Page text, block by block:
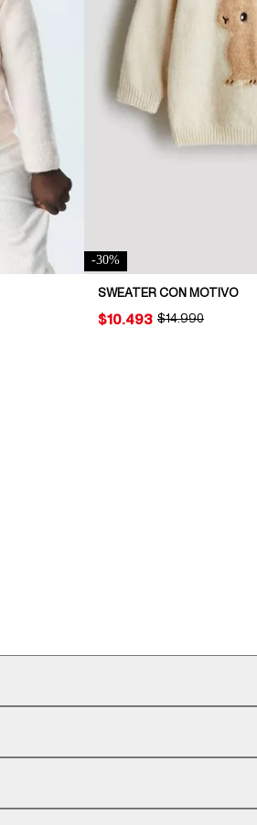
-30%
SWEATER CON MOTIVO
ORIGINAL PRICE:
$14.990
PRICE:
$10.493